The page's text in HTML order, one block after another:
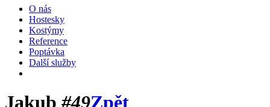
O nás
Hostesky
Kostýmy
Reference
Poptávka
Další služby
Jakub #49Zpět